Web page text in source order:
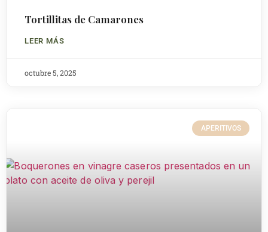
Tortillitas de Camarones
LEER MÁS
octubre 5, 2025
APERITIVOS